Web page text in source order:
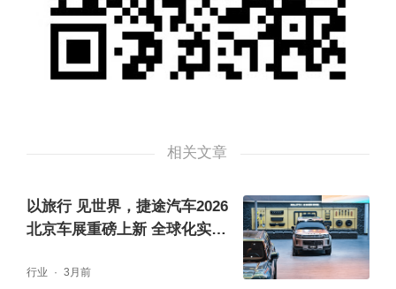
在智能配置方面，双车均以高规格硬件与软件
相关文章
以旅行 见世界，捷途汽车2026
北京车展重磅上新 全球化实力
行业 3月前